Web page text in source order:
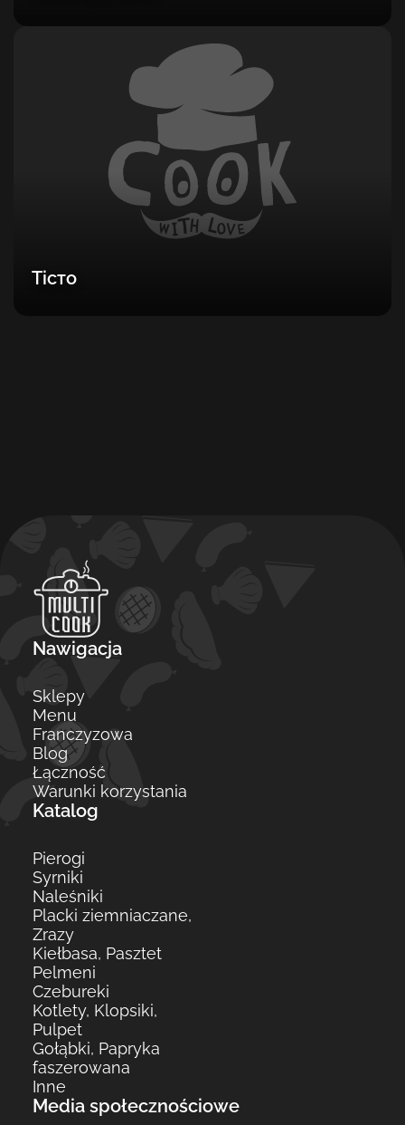
Тісто
Nawigacja
Sklepy
Menu
Franczyzowa
Blog
Łączność
Warunki korzystania
Katalog
Pierogi
Syrniki
Naleśniki
Placki ziemniaczane,
Zrazy
Kiełbasa, Pasztet
Pelmeni
Czebureki
Kotlety, Klopsiki,
Pulpet
Gołąbki, Papryka
faszerowana
Innе
Media społecznościowe